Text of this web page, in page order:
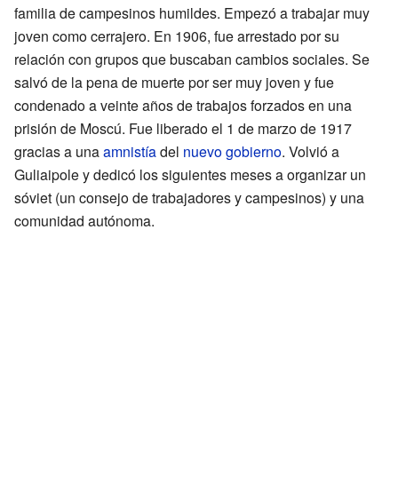
familia de campesinos humildes. Empezó a trabajar muy
joven como cerrajero. En 1906, fue arrestado por su
relación con grupos que buscaban cambios sociales. Se
salvó de la pena de muerte por ser muy joven y fue
condenado a veinte años de trabajos forzados en una
prisión de Moscú. Fue liberado el 1 de marzo de 1917
gracias a unaamnistíadel nuevo gobierno. Volvió a
Guliaipole y dedicó los siguientes meses a organizar un
sóviet (un consejo de trabajadores y campesinos) y una
comunidad autónoma.